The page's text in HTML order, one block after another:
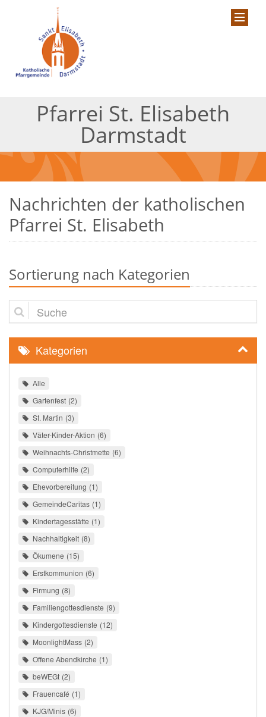
Pfarrei St. Elisabeth
Darmstadt
Nachrichten der katholischen
Pfarrei St. Elisabeth
Sortierung nach Kategorien
Suche
Kategorien
Alle
Gartenfest 2
St. Martin 3
Väter-Kinder-Aktion 6
Weihnachts-Christmette 6
Computerhilfe 2
Ehevorbereitung 1
GemeindeCaritas 1
Kindertagesstätte 1
Nachhaltigkeit 8
Ökumene 15
Erstkommunion 6
Firmung 8
Familiengottesdienste 9
Kindergottesdienste 12
MoonlightMass 2
Offene Abendkirche 1
beWEGt 2
Frauencafé 1
KJG/Minis 6